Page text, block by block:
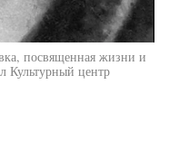
посвященная жизни и
Культурный центр